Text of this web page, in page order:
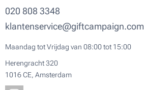
020 808 3348
klantenservice@giftcampaign.com
Maandag tot Vrijdag van 08:00 tot 15:00
Herengracht 320
1016 CE, Amsterdam